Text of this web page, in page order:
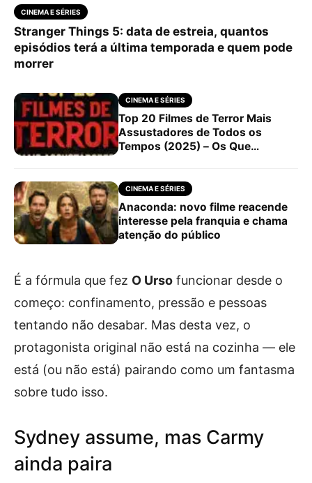
CINEMA E SÉRIES
Stranger Things 5: data de estreia, quantos
episódios terá a última temporada e quem pode
morrer
CINEMA E SÉRIES
Top 20 Filmes de Terror Mais
Assustadores de Todos os
Tempos (2025) – Os Que
CINEMA E SÉRIES
Anaconda: novo filme reacende
interesse pela franquia e chama
atenção do público
É a fórmula que fez O Urso funcionar desde o
começo: confinamento, pressão e pessoas
tentando não desabar. Mas desta vez, o
protagonista original não está na cozinha — ele
está (ou não está) pairando como um fantasma
sobre tudo isso.
Sydney assume, mas Carmy
ainda paira